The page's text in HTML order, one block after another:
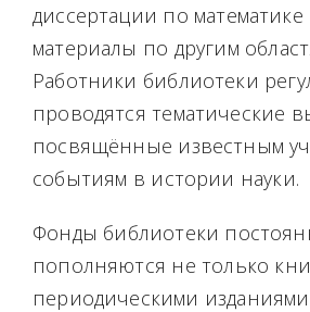
диссертации по
материалы по другим
Работники библиотеки
проводятся тематические
посвящённые известным
событиям в истории науки.
Фонды библиотеки
пополняются не только
периодическими